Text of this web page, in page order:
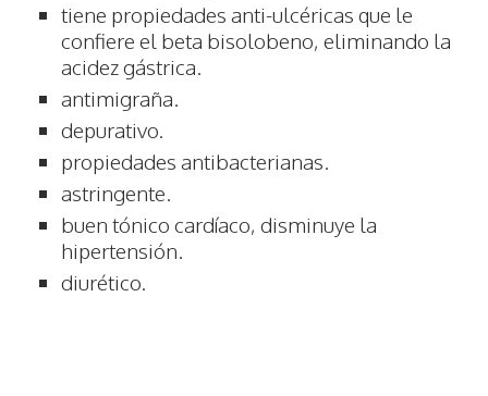
tiene propiedades anti-ulcéricas que le
confiere el beta bisolobeno, eliminando la
acidez gástrica.
antimigraña.
depurativo.
propiedades antibacterianas.
astringente.
buen tónico cardíaco, disminuye la
hipertensión.
diurético.